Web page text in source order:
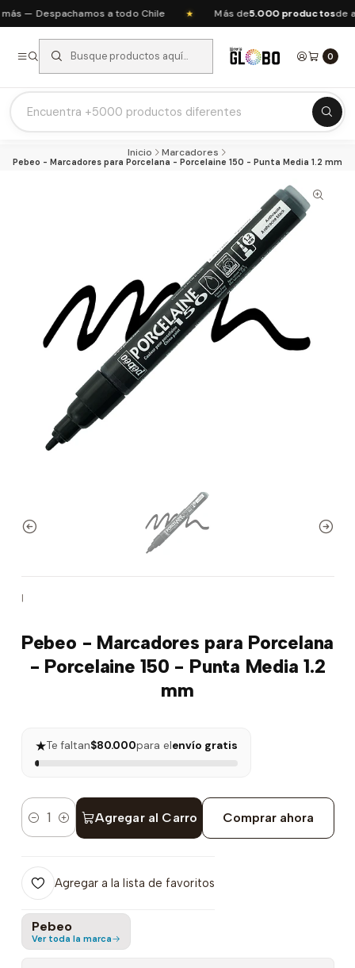
— Despachamos a todo Chile Más de 5.000 productosde
0
Ofertas del mes
Arte y Manualidades
Papeleria Escolar y Oficina
Juguetería
Nuestras Marcas
Inicio Marcadores
Pebeo - Marcadores para Porcelana - Porcelaine 150 - Punta Media 1.2 mm
|
Pebeo - Marcadores para Porcelana
- Porcelaine 150 - Punta Media 1.2
mm
★Te faltan$80.000para elenvío gratis
Cantidad Agregar al Carro Comprar ahora
Agregar a la lista de favoritos
Pebeo
Ver toda la marca